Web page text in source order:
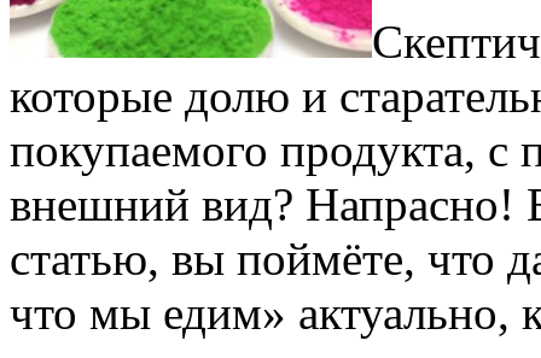
которые долю и
покупаемого продукта, с
внешний вид? Напрасно!
статью, вы поймёте, что
что мы едим» актуально,